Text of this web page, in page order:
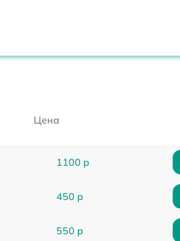
Цена
1100 р
450 р
550 р